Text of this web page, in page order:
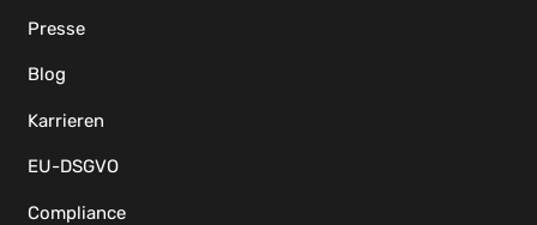
Presse
Blog
Karrieren
EU-DSGVO
Compliance